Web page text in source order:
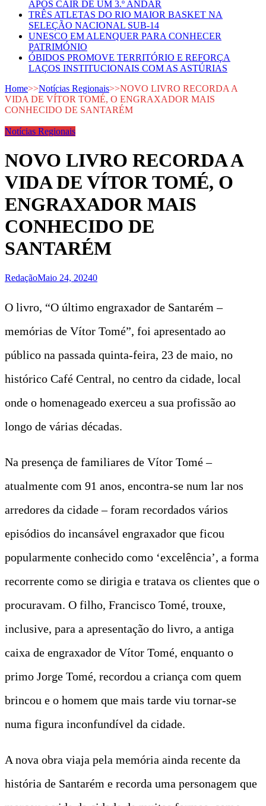
APÓS CAIR DE UM 3.º ANDAR
TRÊS ATLETAS DO RIO MAIOR BASKET NA
SELEÇÃO NACIONAL SUB-14
UNESCO EM ALENQUER PARA CONHECER
PATRIMÓNIO
ÓBIDOS PROMOVE TERRITÓRIO E REFORÇA
LAÇOS INSTITUCIONAIS COM AS ASTÚRIAS
Home>>Notícias Regionais>>NOVO LIVRO RECORDA A
VIDA DE VÍTOR TOMÉ, O ENGRAXADOR MAIS
CONHECIDO DE SANTARÉM
Notícias Regionais
NOVO LIVRO RECORDA A
VIDA DE VÍTOR TOMÉ, O
ENGRAXADOR MAIS
CONHECIDO DE
SANTARÉM
RedaçãoMaio 24, 20240
O livro, “O último engraxador de Santarém –
memórias de Vítor Tomé”, foi apresentado ao
público na passada quinta-feira, 23 de maio, no
histórico Café Central, no centro da cidade, local
onde o homenageado exerceu a sua profissão ao
longo de várias décadas.
Na presença de familiares de Vítor Tomé –
atualmente com 91 anos, encontra-se num lar nos
arredores da cidade – foram recordados vários
episódios do incansável engraxador que ficou
popularmente conhecido como ‘excelência’, a forma
recorrente como se dirigia e tratava os clientes que o
procuravam. O filho, Francisco Tomé, trouxe,
inclusive, para a apresentação do livro, a antiga
caixa de engraxador de Vítor Tomé, enquanto o
primo Jorge Tomé, recordou a criança com quem
brincou e o homem que mais tarde viu tornar-se
numa figura inconfundível da cidade.
A nova obra viaja pela memória ainda recente da
história de Santarém e recorda uma personagem que